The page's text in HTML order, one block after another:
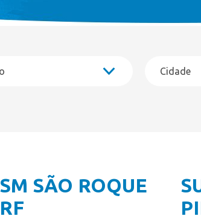
Kids
Linha Zero Lactose
SM SÃO ROQUE
RF